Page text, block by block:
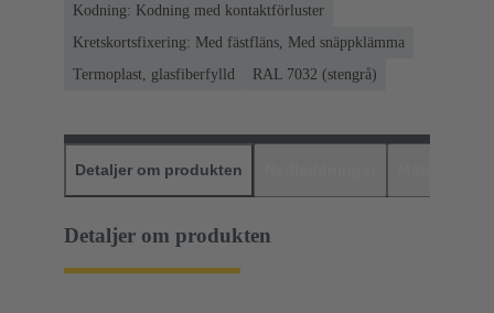
Kodning: Kodning med kontaktförluster
Kretskortsfixering: Med fästfläns, Med snäppklämma
Termoplast, glasfiberfylld
RAL 7032 (stengrå)
Detaljer om produkten
Detaljer om produkten